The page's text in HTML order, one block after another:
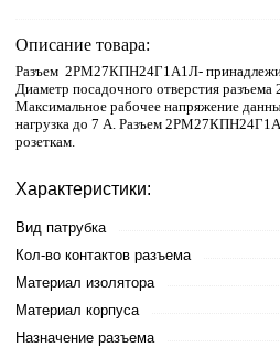
Описание товара:
Разъем 2РМ27КПН24Г1А1Л-
Диаметр посадочного отверстия
Максимальное рабочее напряжение
нагрузка до 7 А. Разъем
розеткам.
Характеристики:
Вид патрубка
Кол-во контактов разъема
Материал изолятора
Материал корпуса
Назначение разъема